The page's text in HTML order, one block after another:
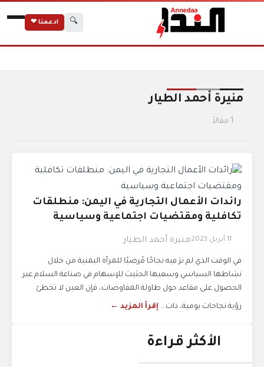
🔍 ادعمنا ❤
منيرة أحمد الطيار
1 مقالاً
رائدات الأعمال التجارية في اليمن: منطلقات
تكافلية ومقتضيات اجتماعية وسياسية
11 أبريل 2023 منيرة أحمد الطيار
في الوقت الذي لم نرَ فيه نجاحًا مُرضيًا للمرأة اليمنية من خلال
نشاطها السياسي وسعيها الحثيث للإسهام في صناعة السلام عبر
الحصول على مقاعد حول طاولة المفاوضات، فإن العين لا تخطئ
رؤية نجاحات يومية، ذات... إقرأ المزيد ←
الأكثر قراءة